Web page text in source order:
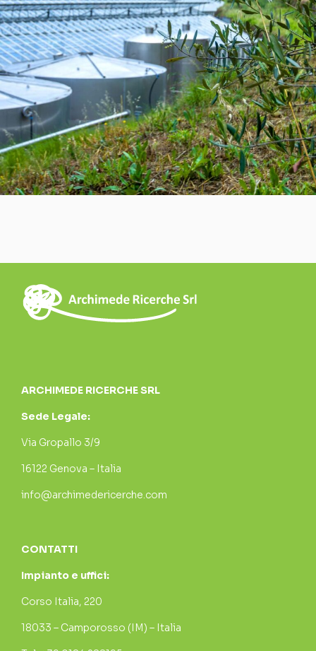
ARCHIMEDE RICERCHE SRL
Sede Legale:
Via Gropallo 3/9
16122 Genova – Italia
info@archimedericerche.com
CONTATTI
Impianto e uffici:
Corso Italia, 220
18033 – Camporosso (IM) – Italia